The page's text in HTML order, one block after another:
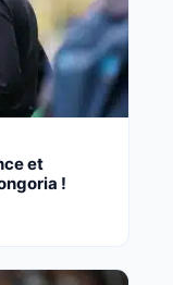
et
!